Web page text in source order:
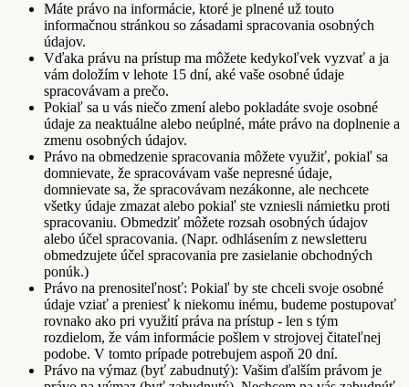
Máte právo na informácie, ktoré je plnené už touto
informačnou stránkou so zásadami spracovania osobných
údajov.
Vďaka právu na prístup ma môžete kedykoľvek vyzvať a ja
vám doložím v lehote 15 dní, aké vaše osobné údaje
spracovávam a prečo.
Pokiaľ sa u vás niečo zmení alebo pokladáte svoje osobné
údaje za neaktuálne alebo neúplné, máte právo na doplnenie a
zmenu osobných údajov.
Právo na obmedzenie spracovania môžete využiť, pokiaľ sa
domnievate, že spracovávam vaše nepresné údaje,
domnievate sa, že spracovávam nezákonne, ale nechcete
všetky údaje zmazat alebo pokiaľ ste vzniesli námietku proti
spracovaniu. Obmedziť môžete rozsah osobných údajov
alebo účel spracovania. (Napr. odhlásením z newsletteru
obmedzujete účel spracovania pre zasielanie obchodných
ponúk.)
Právo na prenositeľnosť: Pokiaľ by ste chceli svoje osobné
údaje vziať a preniesť k niekomu inému, budeme postupovať
rovnako ako pri využití práva na prístup - len s tým
rozdielom, že vám informácie pošlem v strojovej čitateľnej
podobe. V tomto prípade potrebujem aspoň 20 dní.
Právo na výmaz (byť zabudnutý): Vašim ďalším právom je